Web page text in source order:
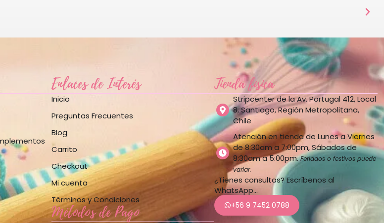
Enlaces de Interés
Inicio
Preguntas Frecuentes
Blog
Carrito
Checkout
Mi cuenta
Términos y Condiciones
Métodos de Pago
Tienda física
Stripcenter de la Av. Portugal 412, Local
8, Santiago, Región Metropolitana,
Chile
Atención en tienda de Lunes a Viernes
de 8:30am a 7:00pm, Sábados de
8:30am a 5:00pm.Feriados o festivos puede
variar.
¿Tienes consultas? Escríbenos al
WhatsApp…
+56 9 7452 0788